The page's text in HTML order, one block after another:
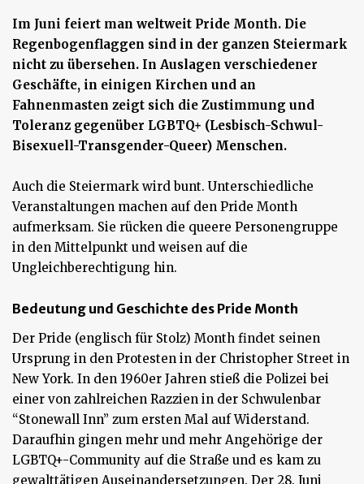
Im Juni feiert man weltweit Pride Month. Die
Regenbogenflaggen sind in der ganzen Steiermark
nicht zu übersehen. In Auslagen verschiedener
Geschäfte, in einigen Kirchen und an
Fahnenmasten zeigt sich die Zustimmung und
Toleranz gegenüber LGBTQ+ (Lesbisch-Schwul-
Bisexuell-Transgender-Queer) Menschen.
Auch die Steiermark wird bunt. Unterschiedliche
Veranstaltungen machen auf den Pride Month
aufmerksam. Sie rücken die queere Personengruppe
in den Mittelpunkt und weisen auf die
Ungleichberechtigung hin.
Bedeutung und Geschichte des Pride Month
Der Pride (englisch für Stolz) Month findet seinen
Ursprung in den Protesten in der Christopher Street in
New York. In den 1960er Jahren stieß die Polizei bei
einer von zahlreichen Razzien in der Schwulenbar
“Stonewall Inn” zum ersten Mal auf Widerstand.
Daraufhin gingen mehr und mehr Angehörige der
LGBTQ+-Community auf die Straße und es kam zu
gewalttätigen Auseinandersetzungen. Der 28. Juni